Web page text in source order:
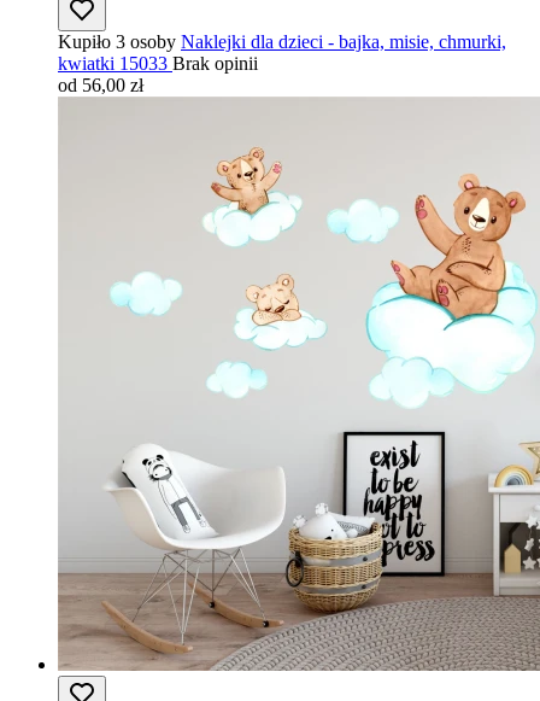
Kupiło 3 osoby Naklejki dla dzieci - bajka, misie, chmurki,
kwiatki 15033 Brak opinii
od 56,00 zł